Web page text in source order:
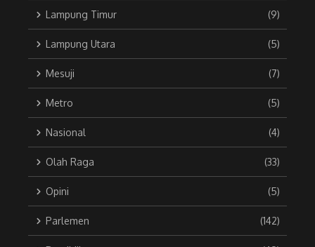
Lampung Timur (9)
Lampung Utara (5)
Mesuji (7)
Metro (5)
Nasional (4)
Olah Raga (33)
Opini (5)
Parlemen (142)